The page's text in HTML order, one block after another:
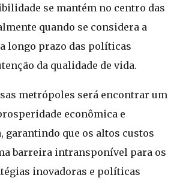
se mantém no centro das
quando se considera a
longo prazo das políticas
da qualidade de vida.
metrópoles será encontrar um
econômica e
garantindo que os altos custos
barreira intransponível para os
inovadoras e políticas